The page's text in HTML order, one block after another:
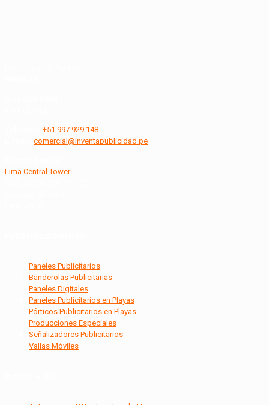
+51 997 929 148
comercial@inventapublicidad.pe
Lima Central Tower
Paneles Publicitarios
Banderolas Publicitarias
Paneles Digitales
Paneles Publicitarios en Playas
Pórticos Publicitarios en Playas
Producciones Especiales
Señalizadores Publicitarios
Vallas Móviles